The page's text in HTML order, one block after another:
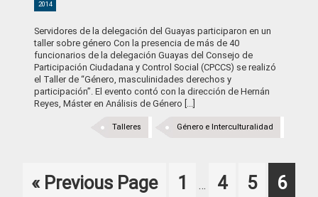
2014
Servidores de la delegación del Guayas participaron en un
taller sobre género Con la presencia de más de 40
funcionarios de la delegación Guayas del Consejo de
Participación Ciudadana y Control Social (CPCCS) se realizó
el Taller de “Género, masculinidades derechos y
participación”. El evento contó con la dirección de Hernán
Reyes, Máster en Análisis de Género [...]
Género e Interculturalidad
Talleres
« Go
Previous Page Page
1
pages
… Page
4 Page
5 Page
6